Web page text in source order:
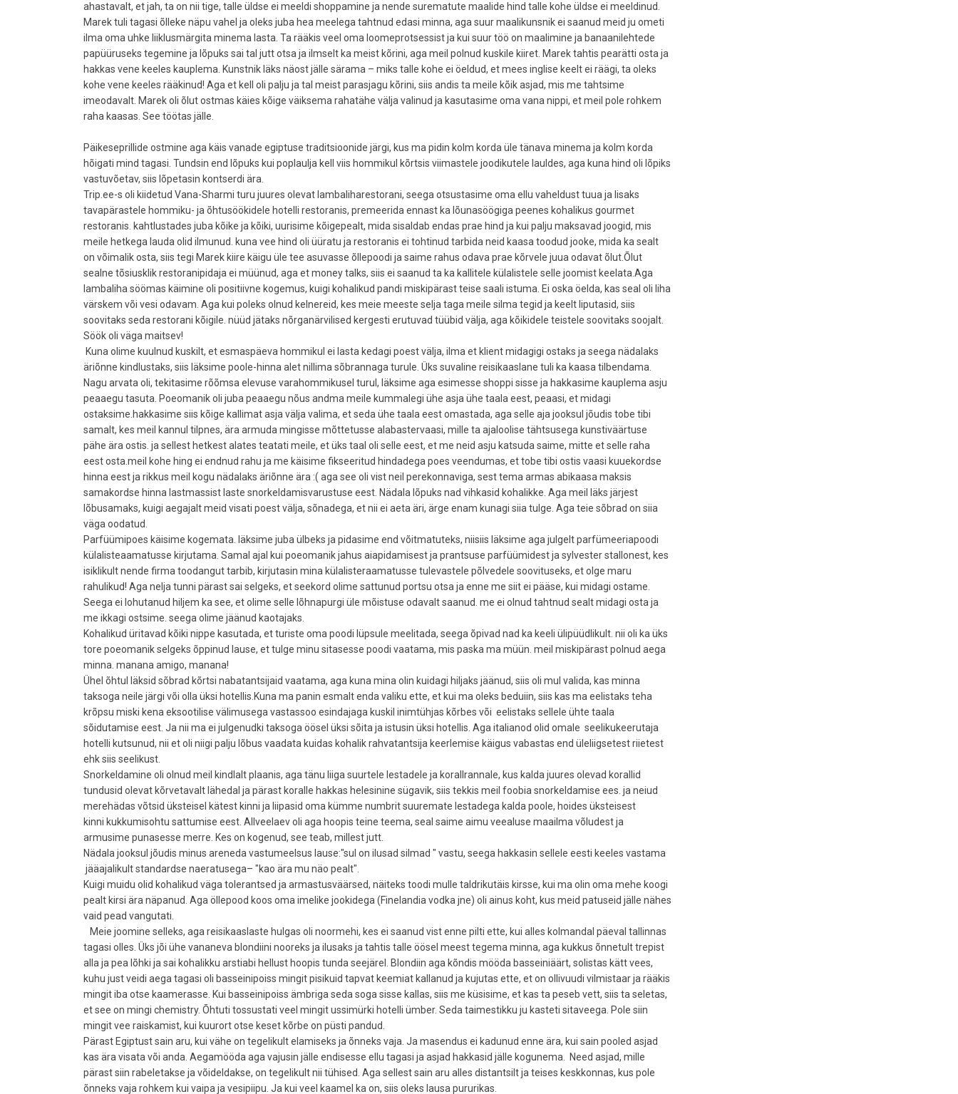
ahastavalt, et jah, ta on nii tige, talle üldse ei meeldi shoppamine ja nende surematute maalide hind talle kohe üldse ei meeldinud.
Marek tuli tagasi õlleke näpu vahel ja oleks juba hea meelega tahtnud edasi minna, aga suur maalikunsnik ei saanud meid ju ometi
ilma oma uhke liiklusmärgita minema lasta. Ta rääkis veel oma loomeprotsessist ja kui suur töö on maalimine ja banaanilehtede
papüüruseks tegemine ja lõpuks sai tal jutt otsa ja ilmselt ka meist kõrini, aga meil polnud kuskile kiiret. Marek tahtis pearätti osta ja
hakkas vene keeles kauplema. Kunstnik läks näost jälle särama – miks talle kohe ei öeldud, et mees inglise keelt ei räägi, ta oleks
kohe vene keeles rääkinud! Aga et kell oli palju ja tal meist parasjagu kõrini, siis andis ta meile kõik asjad, mis me tahtsime
imeodavalt. Marek oli õlut ostmas käies kõige väiksema rahatähe välja valinud ja kasutasime oma vana nippi, et meil pole rohkem
raha kaasas. See töötas jälle.
Päikeseprillide ostmine aga käis vanade egiptuse traditsioonide järgi, kus ma pidin kolm korda üle tänava minema ja kolm korda
hõigati mind tagasi. Tundsin end lõpuks kui poplaulja kell viis hommikul kõrtsis viimastele joodikutele lauldes, aga kuna hind oli lõpiks
vastuvõetav, siis lõpetasin kontserdi ära.
Trip.ee-s oli kiidetud Vana-Sharmi turu juures olevat lambaliharestorani, seega otsustasime oma ellu vaheldust tuua ja lisaks
tavapärastele hommiku- ja õhtusöökidele hotelli restoranis, premeerida ennast ka lõunasöögiga peenes kohalikus gourmet
restoranis. kahtlustades juba kõike ja kõiki, uurisime kõigepealt, mida sisaldab endas prae hind ja kui palju maksavad joogid, mis
meile hetkega lauda olid ilmunud. kuna vee hind oli üüratu ja restoranis ei tohtinud tarbida neid kaasa toodud jooke, mida ka sealt
on võimalik osta, siis tegi Marek kiire käigu üle tee asuvasse õllepoodi ja saime rahus odava prae kõrvele juua odavat õlut.Õlut
sealne tõsiusklik restoranipidaja ei müünud, aga et money talks, siis ei saanud ta ka kallitele külalistele selle joomist keelata.Aga
lambaliha söömas käimine oli positiivne kogemus, kuigi kohalikud pandi miskipärast teise saali istuma. Ei oska öelda, kas seal oli liha
värskem või vesi odavam. Aga kui poleks olnud kelnereid, kes meie meeste selja taga meile silma tegid ja keelt liputasid, siis
soovitaks seda restorani kõigile. nüüd jätaks nõrganärvilised kergesti erutuvad tüübid välja, aga kõikidele teistele soovitaks soojalt.
Söök oli väga maitsev!
Kuna olime kuulnud kuskilt, et esmaspäeva hommikul ei lasta kedagi poest välja, ilma et klient midagigi ostaks ja seega nädalaks
äriõnne kindlustaks, siis läksime poole-hinna alet nillima sõbrannaga turule. Üks suvaline reisikaaslane tuli ka kaasa tilbendama.
Nagu arvata oli, tekitasime rõõmsa elevuse varahommikusel turul, läksime aga esimesse shoppi sisse ja hakkasime kauplema asju
peaaegu tasuta. Poeomanik oli juba peaaegu nõus andma meile kummalegi ühe asja ühe taala eest, peaasi, et midagi
ostaksime.hakkasime siis kõige kallimat asja välja valima, et seda ühe taala eest omastada, aga selle aja jooksul jõudis tobe tibi
samalt, kes meil kannul tilpnes, ära armuda mingisse mõttetusse alabastervaasi, mille ta ajaloolise tähtsusega kunstiväärtuse
pähe ära ostis. ja sellest hetkest alates teatati meile, et üks taal oli selle eest, et me neid asju katsuda saime, mitte et selle raha
eest osta.meil kohe hing ei endnud rahu ja me käisime fikseeritud hindadega poes veendumas, et tobe tibi ostis vaasi kuuekordse
hinna eest ja rikkus meil kogu nädalaks äriõnne ära :( aga see oli vist neil perekonnaviga, sest tema armas abikaasa maksis
samakordse hinna lastmassist laste snorkeldamisvarustuse eest. Nädala lõpuks nad vihkasid kohalikke. Aga meil läks järjest
lõbusamaks, kuigi aegajalt meid visati poest välja, sõnadega, et nii ei aeta äri, ärge enam kunagi siia tulge. Aga teie sõbrad on siia
väga oodatud.
Parfüümipoes käisime kogemata. läksime juba ülbeks ja pidasime end võitmatuteks, niisiis läksime aga julgelt parfümeeriapoodi
külalisteaamatusse kirjutama. Samal ajal kui poeomanik jahus aiapidamisest ja prantsuse parfüümidest ja sylvester stallonest, kes
isiklikult nende firma toodangut tarbib, kirjutasin mina külalisteraamatusse tulevastele põlvedele soovituseks, et olge maru
rahulikud! Aga nelja tunni pärast sai selgeks, et seekord olime sattunud portsu otsa ja enne me siit ei pääse, kui midagi ostame.
Seega ei lohutanud hiljem ka see, et olime selle lõhnapurgi üle mõistuse odavalt saanud. me ei olnud tahtnud sealt midagi osta ja
me ikkagi ostsime. seega olime jäänud kaotajaks.
Kohalikud üritavad kõiki nippe kasutada, et turiste oma poodi lüpsule meelitada, seega õpivad nad ka keeli ülipüüdlikult. nii oli ka üks
tore poeomanik selgeks õppinud lause, et tulge minu sitasesse poodi vaatama, mis paska ma müün. meil miskipärast polnud aega
minna. manana amigo, manana!
Ühel õhtul läksid sõbrad kõrtsi nabatantsijaid vaatama, aga kuna mina olin kuidagi hiljaks jäänud, siis oli mul valida, kas minna
taksoga neile järgi või olla üksi hotellis.Kuna ma panin esmalt enda valiku ette, et kui ma oleks beduiin, siis kas ma eelistaks teha
krõpsu miski kena eksootilise välimusega vastassoo esindajaga kuskil inimtühjas kõrbes või eelistaks sellele ühte taala
sõidutamise eest. Ja nii ma ei julgenudki taksoga öösel üksi sõita ja istusin üksi hotellis. Aga italianod olid omale seelikukeerutaja
hotelli kutsunud, nii et oli niigi palju lõbus vaadata kuidas kohalik rahvatantsija keerlemise käigus vabastas end üleliigsetest riietest
ehk siis seelikust.
Snorkeldamine oli olnud meil kindlalt plaanis, aga tänu liiga suurtele lestadele ja korallrannale, kus kalda juures olevad korallid
tundusid olevat kõrvetavalt lähedal ja pärast koralle hakkas helesinine sügavik, siis tekkis meil foobia snorkeldamise ees. ja neiud
merehädas võtsid üksteisel kätest kinni ja liipasid oma kümme numbrit suuremate lestadega kalda poole, hoides üksteisest
kinni kukkumisohtu sattumise eest. Allveelaev oli aga hoopis teine teema, seal saime aimu veealuse maailma võludest ja
armusime punasesse merre. Kes on kogenud, see teab, millest jutt.
Nädala jooksul jõudis minus areneda vastumeelsus lause:"sul on ilusad silmad " vastu, seega hakkasin sellele eesti keeles vastama
jääajalikult standardse naeratusega– "kao ära mu näo pealt".
Kuigi muidu olid kohalikud väga tolerantsed ja armastusväärsed, näiteks toodi mulle taldrikutäis kirsse, kui ma olin oma mehe koogi
pealt kirsi ära näpanud. Aga öllepood koos oma imelike jookidega (Finelandia vodka jne) oli ainus koht, kus meid patuseid jälle nähes
vaid pead vangutati.
Meie joomine selleks, aga reisikaaslaste hulgas oli noormehi, kes ei saanud vist enne pilti ette, kui alles kolmandal päeval tallinnas
tagasi olles. Üks jõi ühe vananeva blondiini nooreks ja ilusaks ja tahtis talle öösel meest tegema minna, aga kukkus õnnetult trepist
alla ja pea lõhki ja sai kohalikku arstiabi hellust hoopis tunda seejärel. Blondiin aga kõndis mööda basseiniäärt, solistas kätt vees,
kuhu just veidi aega tagasi oli basseinipoiss mingit pisikuid tapvat keemiat kallanud ja kujutas ette, et on ollivuudi vilmistaar ja rääkis
mingit iba otse kaamerasse. Kui basseinipoiss ämbriga seda soga sisse kallas, siis me küsisime, et kas ta peseb vett, siis ta seletas,
et see on mingi chemistry. Õhtuti tossustati veel mingit ussimürki hotelli ümber. Seda taimestikku ju kasteti sitaveega. Pole siin
mingit vee raiskamist, kui kuurort otse keset kõrbe on püsti pandud.
Pärast Egiptust sain aru, kui vähe on tegelikult elamiseks ja õnneks vaja. Ja masendus ei kadunud enne ära, kui sain pooled asjad
kas ära visata või anda. Aegamööda aga vajusin jälle endisesse ellu tagasi ja asjad hakkasid jälle kogunema. Need asjad, mille
pärast siin rabeletakse ja võideldakse, on tegelikult nii tühised. Aga sellest sain aru alles distantsilt ja teises keskkonnas, kus pole
õnneks vaja rohkem kui vaipa ja vesipiipu. Ja kui veel kaamel ka on, siis oleks lausa pururikas.